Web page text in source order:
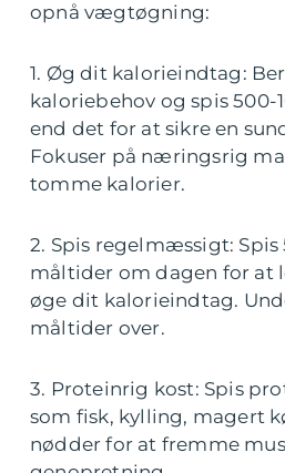
opnå vægtøgning:
1. Øg dit kalorieindtag:
kaloriebehov og spis 500-
end det for at sikre en
Fokuser på næringsrig
tomme kalorier.
2. Spis regelmæssigt:
måltider om dagen for at
øge dit kalorieindtag.
måltider over.
3. Proteinrig kost: Spis
som fisk, kylling, magert
nødder for at fremme